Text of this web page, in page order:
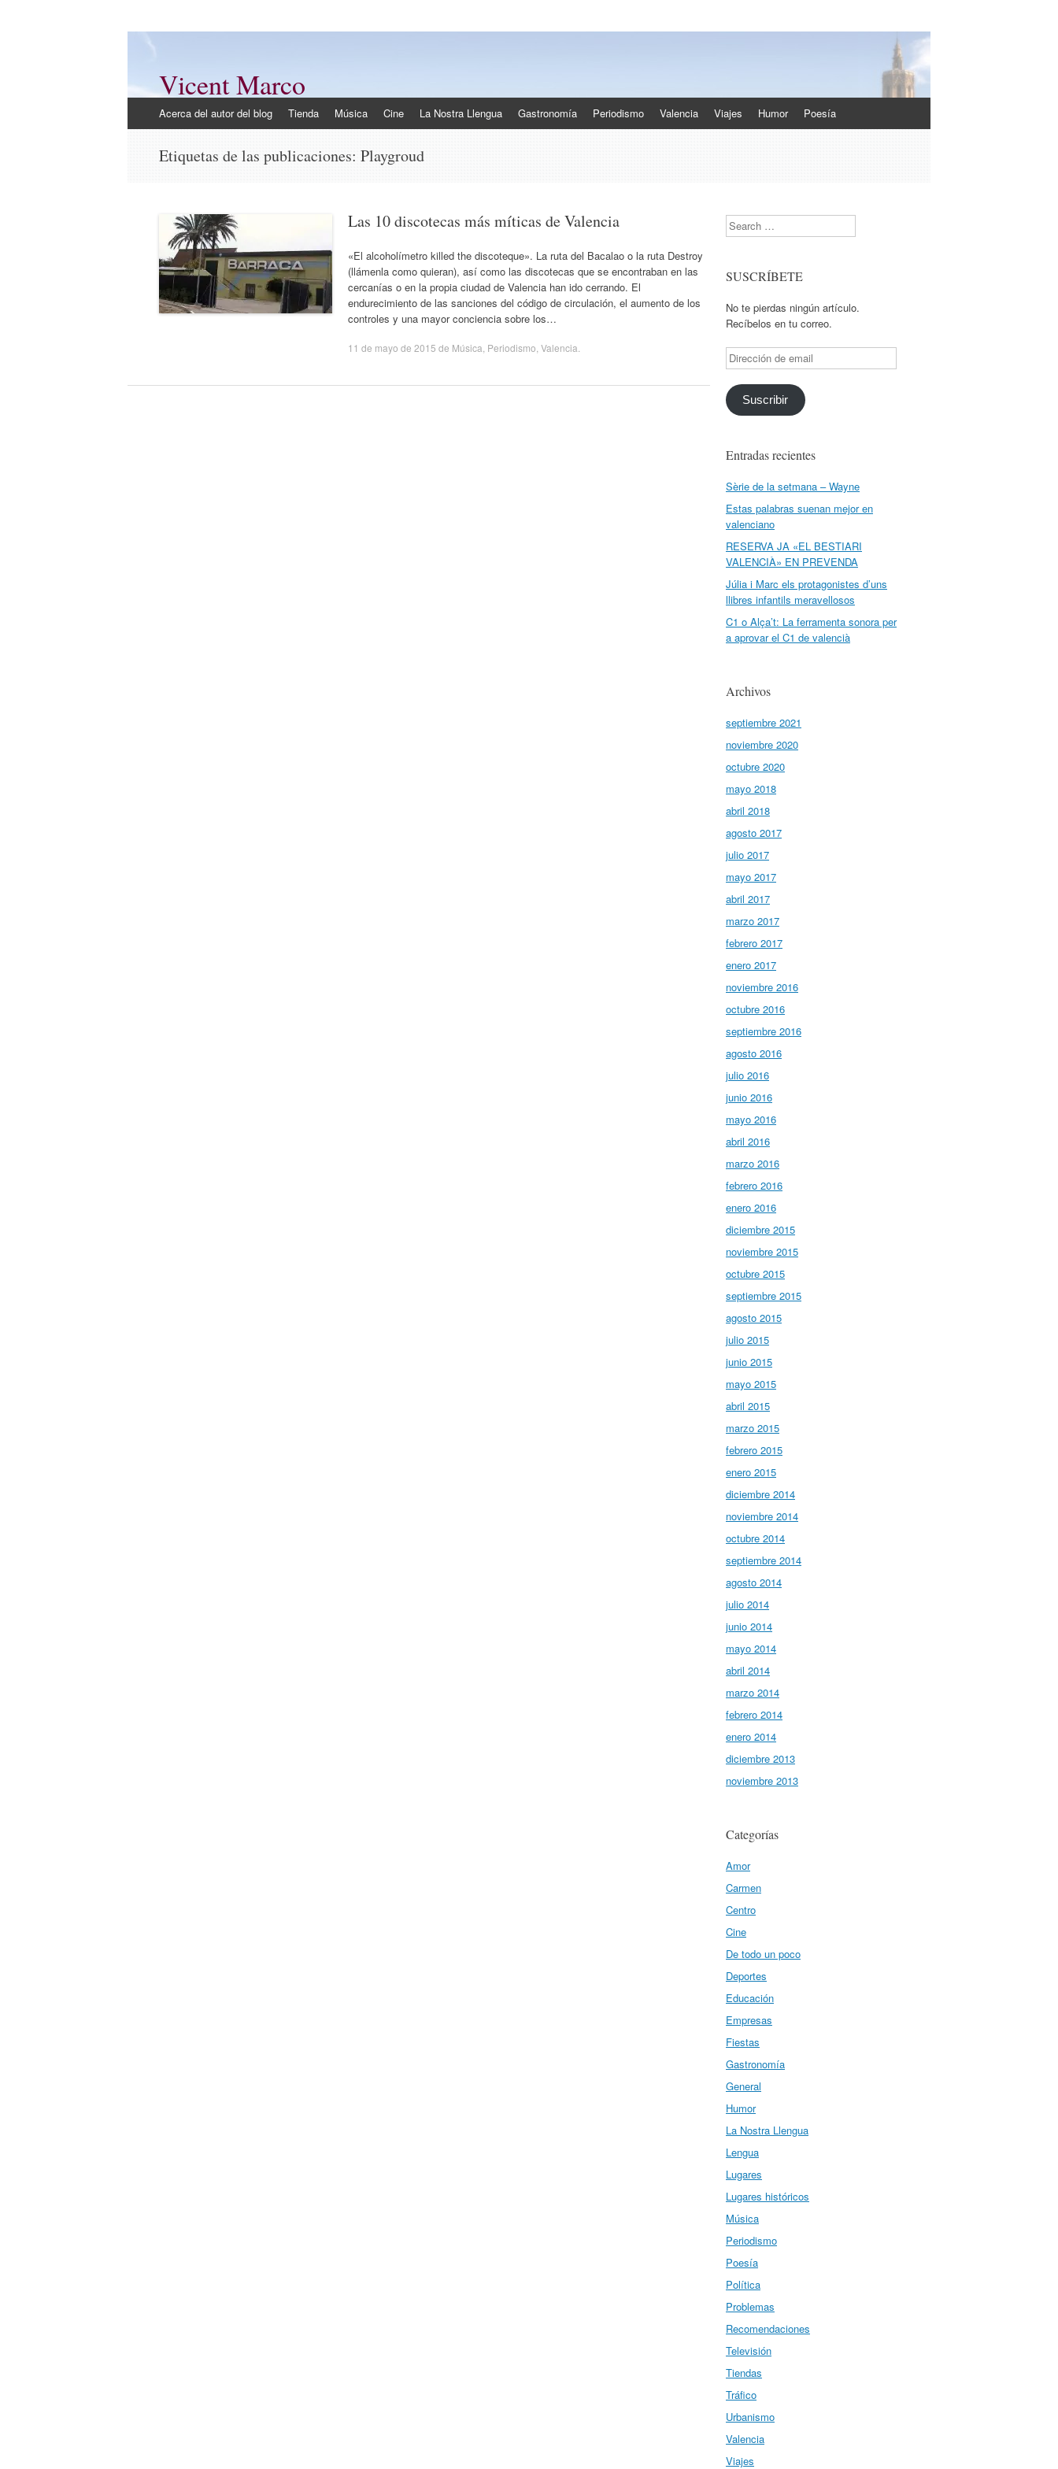
Vicent Marco
al
Acerca del autor del blog Tienda Música Cine La Nostra Llengua Gastronomía Periodismo Valencia Viajes Humor Poesía
Etiquetas de las publicaciones: Playgroud
Las 10 discotecas más míticas de Valencia
«El alcoholímetro killed the discoteque». La ruta del Bacalao o la ruta Destroy
(llámenla como quieran), así como las discotecas que se encontraban en las
cercanías o en la propia ciudad de Valencia han ido cerrando. El
endurecimiento de las sanciones del código de circulación, el aumento de los
controles y una mayor conciencia sobre los…
11 de mayo de 2015 de Música Periodismo Valencia
Search
SUSCRÍBETE
No te pierdas ningún artículo.
Recíbelos en tu correo.
Dirección
de
email
Suscribir
Entradas recientes
Sèrie de la setmana – Wayne
Estas palabras suenan mejor en
valenciano
RESERVA JA «EL BESTIARI
VALENCIÀ» EN PREVENDA
Júlia i Marc els protagonistes d’uns
llibres infantils meravellosos
C1 o Alça’t: La ferramenta sonora per
a aprovar el C1 de valencià
Archivos
septiembre 2021
noviembre 2020
octubre 2020
mayo 2018
abril 2018
agosto 2017
julio 2017
mayo 2017
abril 2017
marzo 2017
febrero 2017
enero 2017
noviembre 2016
octubre 2016
septiembre 2016
agosto 2016
julio 2016
junio 2016
mayo 2016
abril 2016
marzo 2016
febrero 2016
enero 2016
diciembre 2015
noviembre 2015
octubre 2015
septiembre 2015
agosto 2015
julio 2015
junio 2015
mayo 2015
abril 2015
marzo 2015
febrero 2015
enero 2015
diciembre 2014
noviembre 2014
octubre 2014
septiembre 2014
agosto 2014
julio 2014
junio 2014
mayo 2014
abril 2014
marzo 2014
febrero 2014
enero 2014
diciembre 2013
noviembre 2013
Categorías
Amor
Carmen
Centro
Cine
De todo un poco
Deportes
Educación
Empresas
Fiestas
Gastronomía
General
Humor
La Nostra Llengua
Lengua
Lugares
Lugares históricos
Música
Periodismo
Poesía
Política
Problemas
Recomendaciones
Televisión
Tiendas
Tráfico
Urbanismo
Valencia
Viajes